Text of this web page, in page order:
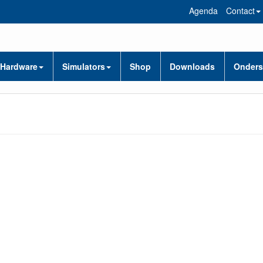
Contact
Agenda
Hardware Simulators Shop Downloads